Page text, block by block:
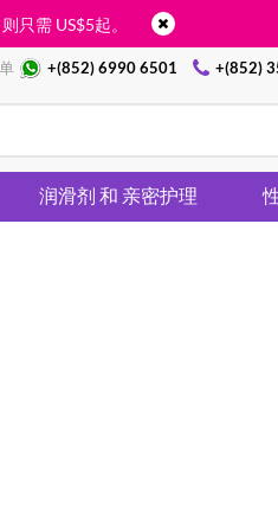
只需 US$5起。
+(852) 6990 6501 +(852)
润滑剂 和 亲密护理